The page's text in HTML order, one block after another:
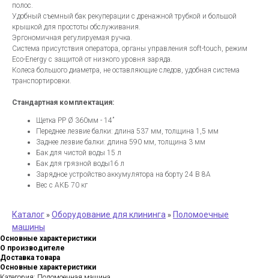
полос.
Удобный съемный бак рекуперации с дренажной трубкой и большой
крышкой для простоты обслуживания.
Эргономичная регулируемая ручка.
Система присутствия оператора, органы управления soft-touch, режим
Eco-Energy с защитой от низкого уровня заряда.
Колеса большого диаметра, не оставляющие следов, удобная система
транспортировки.
Стандартная комплектация:
Щетка PP Ø 360мм - 14”
Переднее лезвие балки: длина 537 мм, толщина 1,5 мм
Заднее лезвие балки: длина 590 мм, толщина 3 мм
Бак для чистой воды 15 л
Бак для грязной воды16 л
Зарядное устройство аккумулятора на борту 24 В 8A
Вес с АКБ 70 кг
Каталог » Оборудование для клининга » Поломоечные
машины
Основные характеристики
О производителе
Доставка товара
Основные характеристики